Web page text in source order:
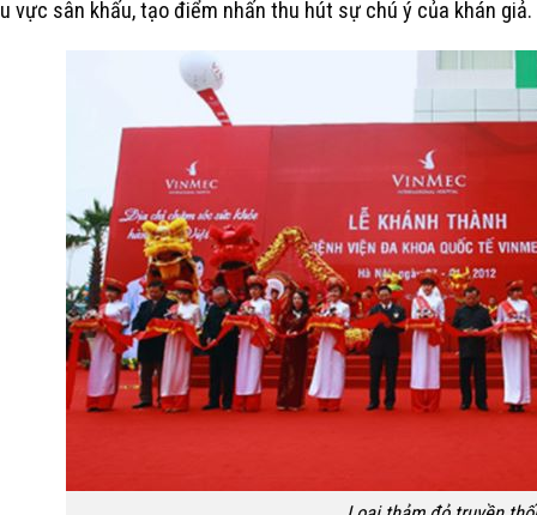
vực sân khấu, tạo điểm nhấn thu hút sự chú ý của khán giả.